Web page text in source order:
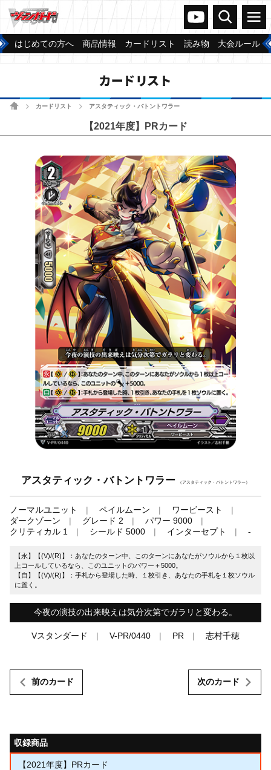
ヴァンガードch
検索 メニュー
はじめての方へ 商品情報 カードリスト 読み物 大会ルール
カードリスト
ホームカードリスト アスタティック・バトントワラー
【2021年度】PRカード
アスタティック・バトントワラー （アスタティック・バトントワラー）
ノーマルユニット ペイルムーン
ワービースト
ダークゾーン
グレード 2
パワー 9000
クリティカル 1
シールド 5000 インターセプト -
【永】【(V)/(R)】：あなたのターン中、このターンにあなたがソウルから１枚以
上コールしているなら、このユニットのパワー＋5000。
【自】【(V)/(R)】：手札から登場した時、１枚引き、あなたの手札を１枚ソウル
に置く。
今夜の演技の出来映えは気分次第でガラリと変わる。
Vスタンダード V-PR/0440 PR 志村千穂
前のカード 次のカード
収録商品
【2021年度】PRカード